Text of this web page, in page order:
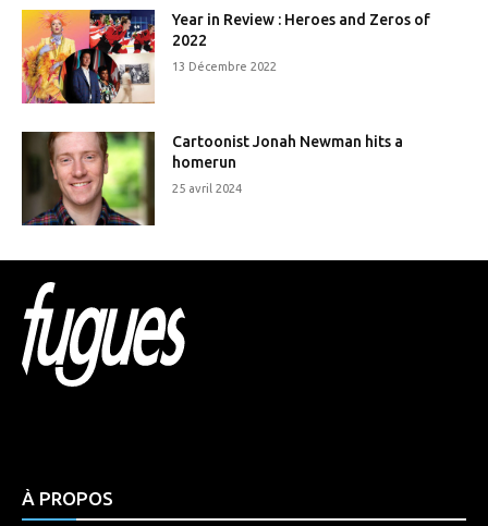
Year in Review : Heroes and Zeros of
2022
13 Décembre 2022
Cartoonist Jonah Newman hits a
homerun
25 avril 2024
À PROPOS